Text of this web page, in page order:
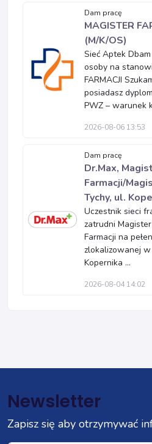
Dam pracę
MAGISTER
(M/K/OS)
Sieć Aptek
osoby na
FARMACJI
posiadasz
PWZ – warunek
2026-08-06 13:53
Dam pracę
Dr.Max,
Farmacji/
Tychy, ul.
Uczestnik sieci
zatrudni
Farmacji na
zlokalizowanej
Kopernika ...
2026-08-04 14:02
Newsletter
Zapisz się aby otrzymywać